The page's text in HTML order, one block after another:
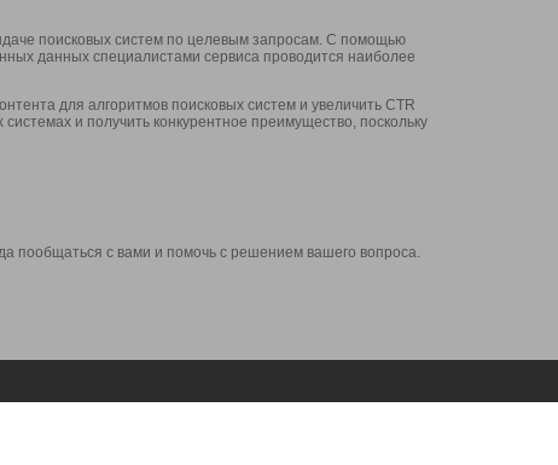
поисковых систем по целевым запросам. С помощью
данных специалистами сервиса проводится наиболее
для алгоритмов поисковых систем и увеличить CTR
и получить конкурентное преимущество, поскольку
пообщаться с вами и помочь с решением вашего вопроса.